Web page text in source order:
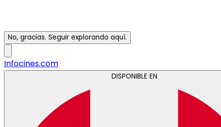
No, gracias. Seguir explorando aquí.
Infocines.com
DISPONIBLE EN